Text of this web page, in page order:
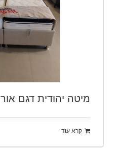
מיטה יהודית דגם אור
קרא עוד